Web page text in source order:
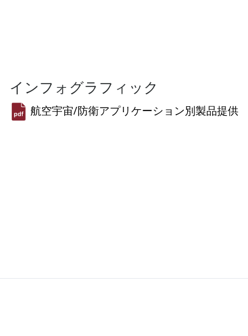
インフォグラフィック
航空宇宙/防衛アプリケーション別製品提供